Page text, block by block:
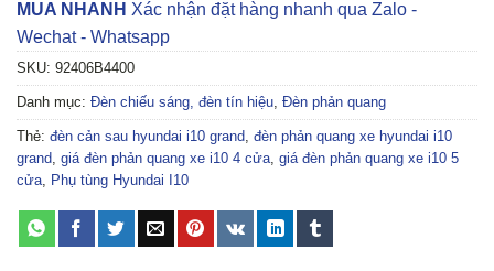
MUA NHANH Xác nhận đặt hàng nhanh qua Zalo -
Wechat - Whatsapp
SKU: 92406B4400
Danh mục: Đèn chiếu sáng, đèn tín hiệu Đèn phản quang
Thẻ: đèn cản sau hyundai i10 grand đèn phản quang xe hyundai i10
grand giá đèn phản quang xe i10 4 cửa giá đèn phản quang xe i10 5
cửa Phụ tùng Hyundai I10